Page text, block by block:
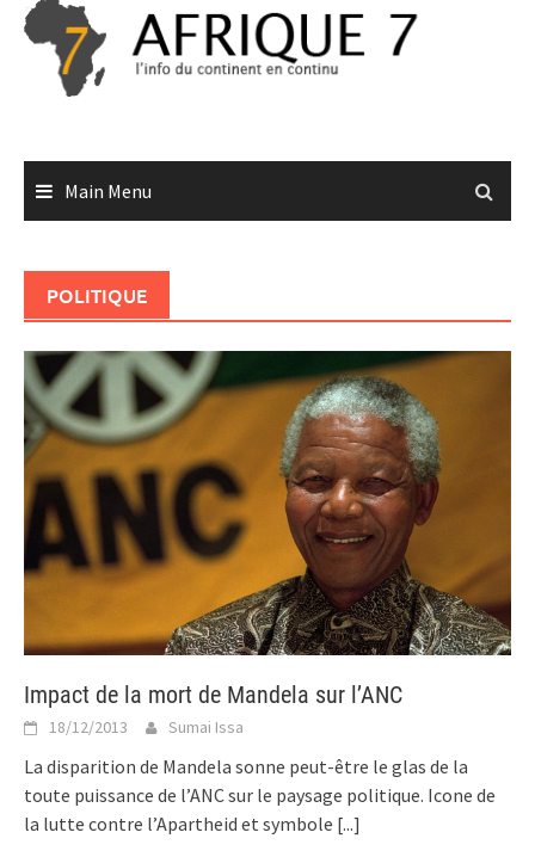
Skip
content
Main Menu
POLITIQUE
Impact de la mort de Mandela sur l’ANC
18/12/2013 Sumai Issa
La disparition de Mandela sonne peut-être le glas de la
toute puissance de l’ANC sur le paysage politique. Icone de
la lutte contre l’Apartheid et symbole [...]